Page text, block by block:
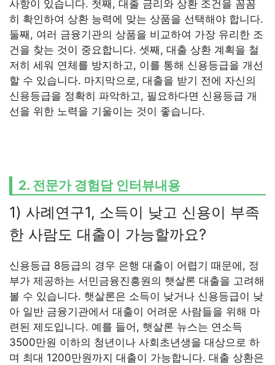
사항이 있습니다. 첫째, 대출 금리와 상환 조건을 꼼꼼
히 확인하여 상환 능력에 맞는 상품을 선택해야 합니다.
둘째, 여러 금융기관의 상품을 비교하여 가장 유리한 조
건을 찾는 것이 중요합니다. 셋째, 대출 상환 계획을 철
저히 세워 연체를 방지하고, 이를 통해 신용등급을 개선
할 수 있습니다. 마지막으로, 대출을 받기 전에 자신의
신용등급을 정확히 파악하고, 필요하다면 신용등급 개
선을 위한 노력을 기울이는 것이 좋습니다.
2. 전문가 경험담 인터뷰내용
1) 사례연구1, 소득이 낮고 신용이 부족
한 사람도 대출이 가능할까요?
신용등급 8등급의 경우 은행 대출이 어렵기 때문에, 정
부가 제공하는 서민금융진흥원의 햇살론 대출을 고려해
볼 수 있습니다. 햇살론은 소득이 낮거나 신용등급이 낮
아 일반 금융기관에서 대출이 어려운 사람들을 위해 마
련된 제도입니다. 예를 들어, 햇살론 뉴스는 연소득
3500만원 이하의 청년이나 사회초년생을 대상으로 하
며 최대 1200만원까지 대출이 가능합니다. 대출 상환은